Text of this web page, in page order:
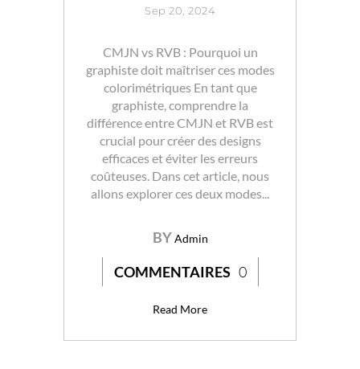
Sep 20, 2024
CMJN vs RVB : Pourquoi un
graphiste doit maîtriser ces modes
colorimétriques En tant que
graphiste, comprendre la
différence entre CMJN et RVB est
crucial pour créer des designs
efficaces et éviter les erreurs
coûteuses. Dans cet article, nous
allons explorer ces deux modes...
BYAdmin
COMMENTAIRES 0
Read More